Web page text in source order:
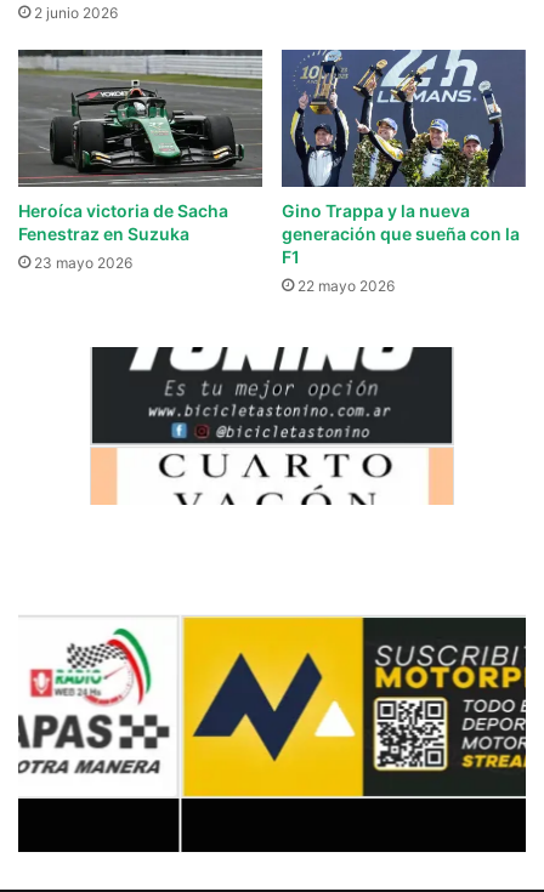
2 junio 2026
Heroíca victoria de Sacha
Fenestraz en Suzuka
23 mayo 2026
Gino Trappa y la nueva
generación que sueña con la
F1
22 mayo 2026